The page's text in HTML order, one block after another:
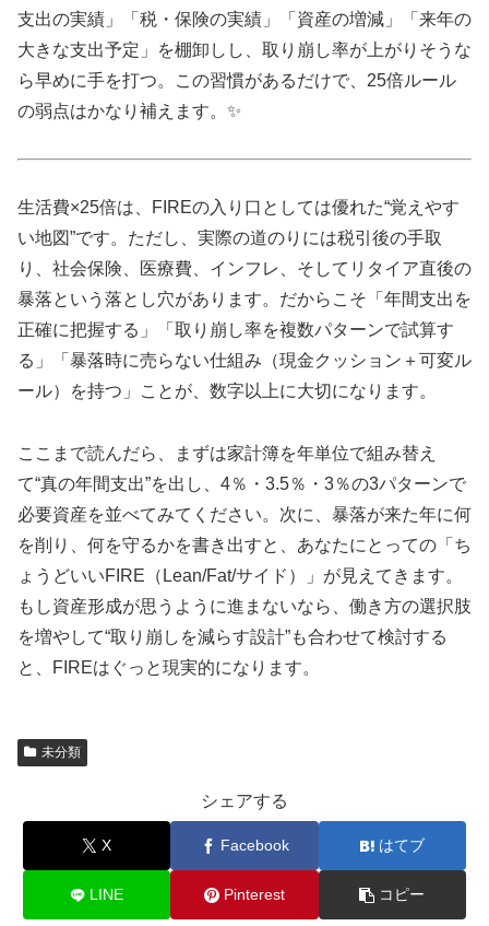
支出の実績」「税・保険の実績」「資産の増減」「来年の
大きな支出予定」を棚卸しし、取り崩し率が上がりそうな
ら早めに手を打つ。この習慣があるだけで、25倍ルール
の弱点はかなり補えます。✨
生活費×25倍は、FIREの入り口としては優れた“覚えやす
い地図”です。ただし、実際の道のりには税引後の手取
り、社会保険、医療費、インフレ、そしてリタイア直後の
暴落という落とし穴があります。だからこそ「年間支出を
正確に把握する」「取り崩し率を複数パターンで試算す
る」「暴落時に売らない仕組み（現金クッション＋可変ル
ール）を持つ」ことが、数字以上に大切になります。
ここまで読んだら、まずは家計簿を年単位で組み替え
て“真の年間支出”を出し、4％・3.5％・3％の3パターンで
必要資産を並べてみてください。次に、暴落が来た年に何
を削り、何を守るかを書き出すと、あなたにとっての「ち
ょうどいいFIRE（Lean/Fat/サイド）」が見えてきます。
もし資産形成が思うように進まないなら、働き方の選択肢
を増やして“取り崩しを減らす設計”も合わせて検討する
と、FIREはぐっと現実的になります。
未分類
シェアする
X Facebook はてブ
LINE Pinterest コピー